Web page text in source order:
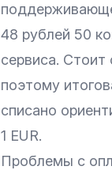
48 рублей 50
сервиса.
поэтому
списано
1 EUR.
Проблемы с